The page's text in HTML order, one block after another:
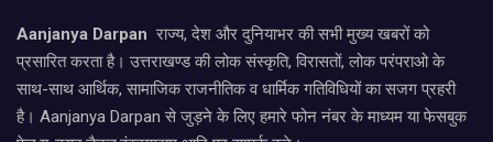
Aanjanya Darpan राज्य, देश और दुनियाभर की सभी मुख्य खबरों को
प्रसारित करता है। उत्तराखण्ड की लोक संस्कृति, विरासतों, लोक परंपराओ के
साथ-साथ आर्थिक, सामाजिक राजनीतिक व धार्मिक गतिविधियों का सजग प्रहरी
है। Aanjanya Darpan से जुड़ने के लिए हमारे फोन नंबर के माध्यम या फेसबुक